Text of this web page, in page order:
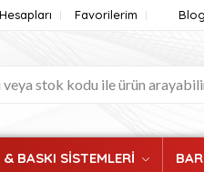
Favorilerim Blog
BASKI SİSTEMLERİ